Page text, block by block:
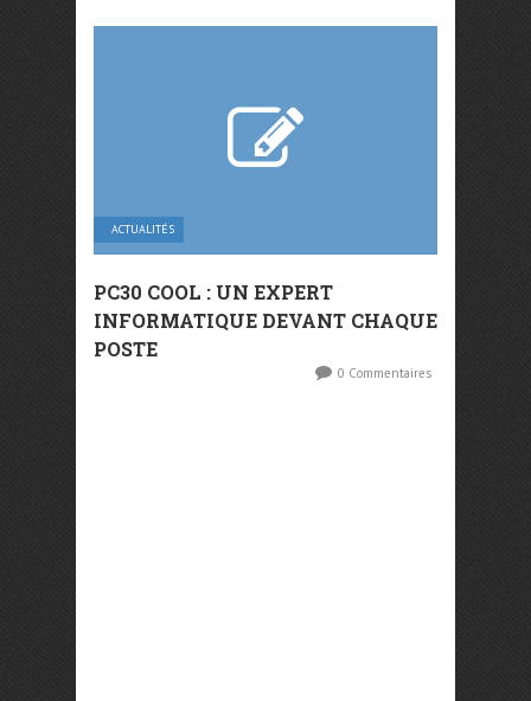
ACTUALITÉS
PC30 COOL : UN EXPERT
INFORMATIQUE DEVANT CHAQUE
POSTE
0 Commentaires